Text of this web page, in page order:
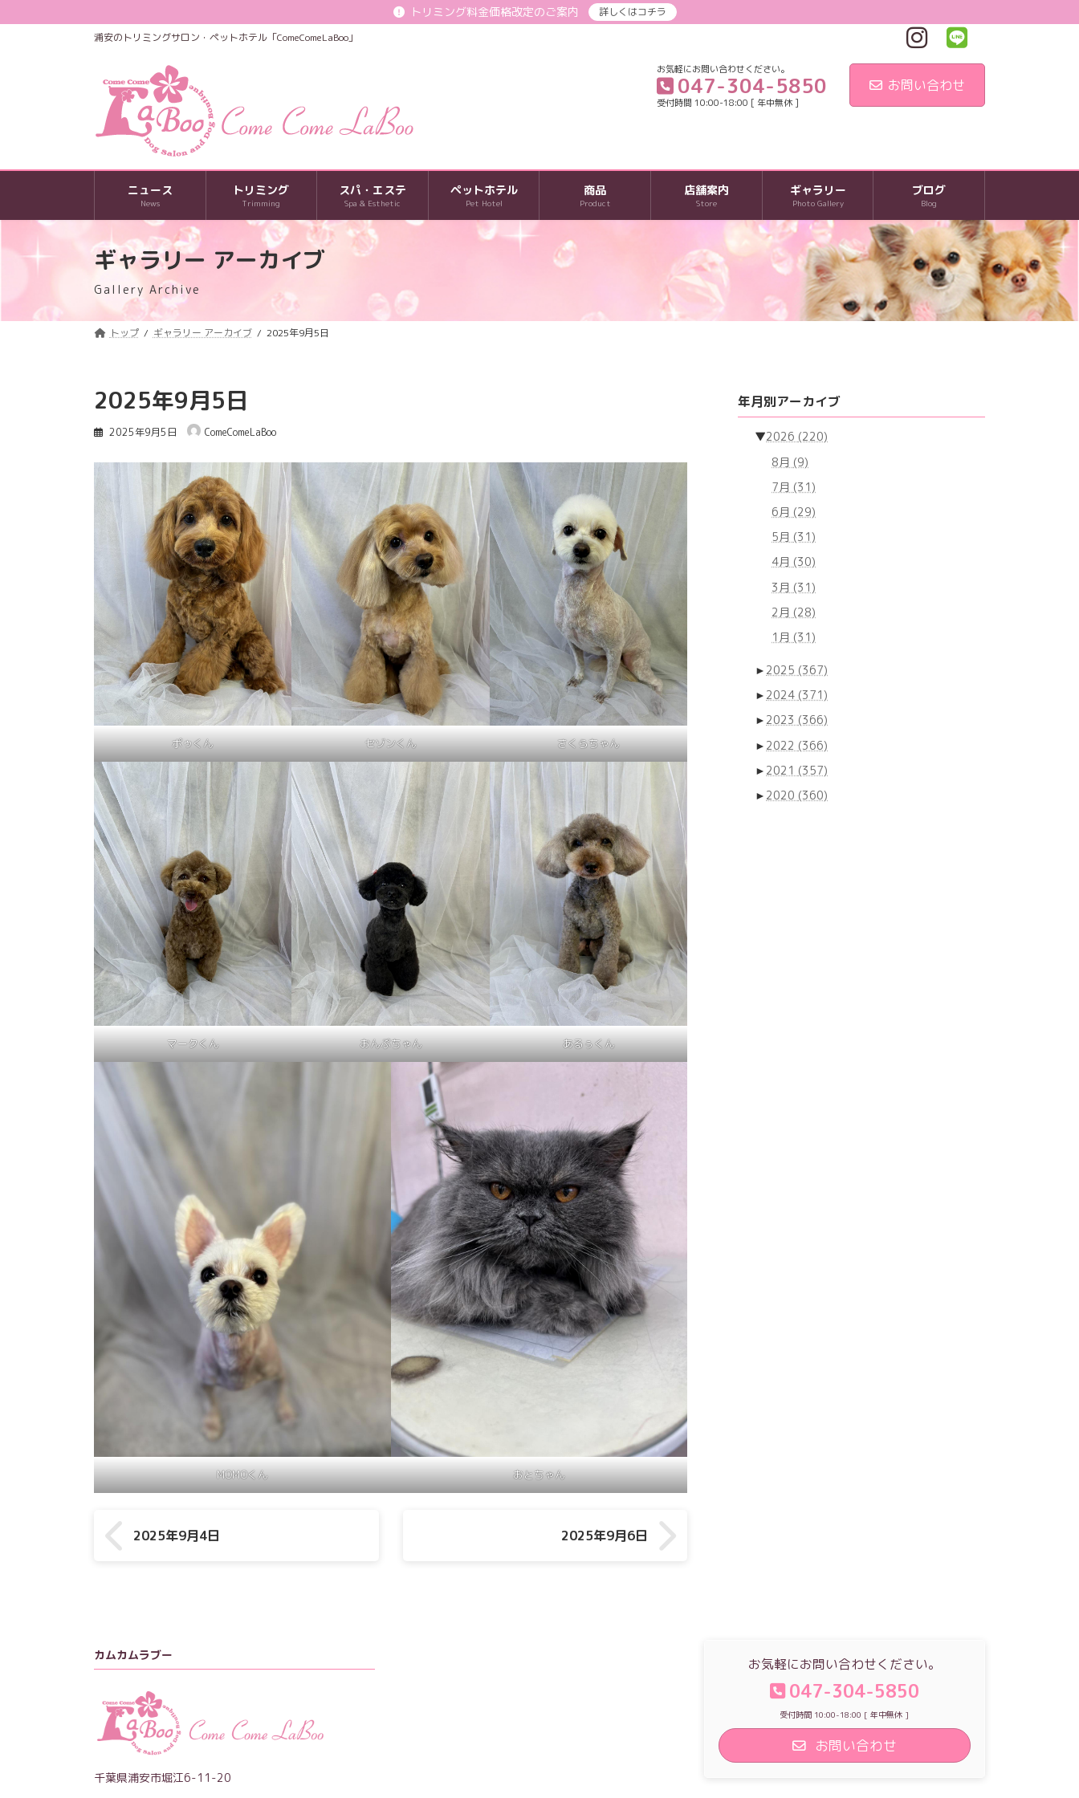
ン
ビ
トリミング料金価格改定のご案内
詳しくはコチラ
浦安のトリミングサロン・ペットホテル「ComeComeLaBoo」
お気軽にお問い合わせください。
047-304-5850
受付時間 10:00-18:00 [ 年中無休 ]
お問い合わせ
ニュース
News
トリミング
Trimming
スパ・エステ
Spa & Esthetic
ペットホテル
Pet Hotel
商品
Product
店舗案内
Store
ギャラリー
Photo Gallery
ブログ
Blog
ギャラリー アーカイブ
Gallery Archive
トップ ギャラリー アーカイブ 2025年9月5日
2025年9月5日
2025年9月5日 ComeComeLaBoo
ポゥくん セゾンくん さくらちゃん
マークくん おんぷちゃん あるぅくん
MOMOくん おとちゃん
2025年9月4日 2025年9月6日
年月別アーカイブ
▼2026 (220)
8月 (9)
7月 (31)
6月 (29)
5月 (31)
4月 (30)
3月 (31)
2月 (28)
1月 (31)
► 2025 (367)
► 2024 (371)
► 2023 (366)
► 2022 (366)
► 2021 (357)
► 2020 (360)
カムカムラブー
千葉県浦安市堀江6-11-20
お気軽にお問い合わせください。
047-304-5850
受付時間 10:00-18:00 [ 年中無休 ]
お問い合わせ